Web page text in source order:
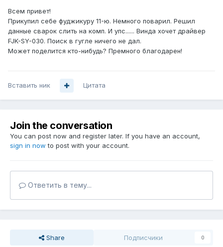
Всем привет!
Прикупил себе фуджикуру 11-ю. Немного поварил. Решил
данные сварок слить на комп. И упс...... Винда хочет драйвер
FJK-SY-030. Поиск в гугле ничего не дал.
Может поделится кто-нибудь? Премного благодарен!
Вставить ник Цитата
Join the conversation
You can post now and register later. If you have an account,
sign in now to post with your account.
Ответить в тему...
Share Подписчики 0